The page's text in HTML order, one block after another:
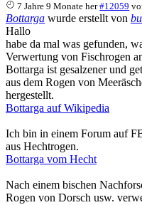
7 Jahre 9 Monate her #12059
Bottarga wurde erstellt von
Hallo
habe da mal was gefunden,
Verwertung von Fischrogen
Bottarga ist gesalzener und
aus dem Rogen von
hergestellt.
Bottarga auf Wikipedia
Ich bin in einem Forum auf
aus Hechtrogen.
Bottarga vom Hecht
Nach einem bischen
Rogen von Dorsch usw.